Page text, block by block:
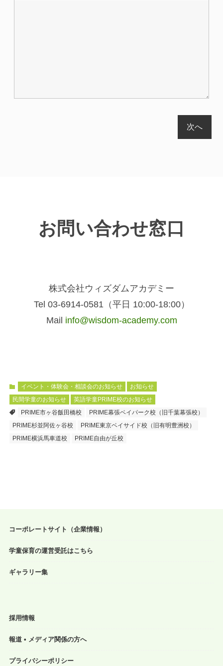
お問い合わせ窓口
株式会社ウィズダムアカデミー
Tel 03-6914-0581（平日 10:00-18:00）
Mail info@wisdom-academy.com
イベント・体験会・相談会のお知らせ
お知らせ
民間学童のお知らせ
英語学童PRIME校のお知らせ
PRIME市ヶ谷飯田橋校
PRIME幕張ベイパーク校（旧千葉幕張校）
PRIME杉並阿佐ヶ谷校
PRIME東京ベイサイド校（旧有明豊洲校）
PRIME横浜馬車道校
PRIME自由が丘校
コーポレートサイト（企業情報）
学童保育の運営受託はこちら
ギャラリー集
採用情報
報道 • メディア関係の方へ
プライバシーポリシー